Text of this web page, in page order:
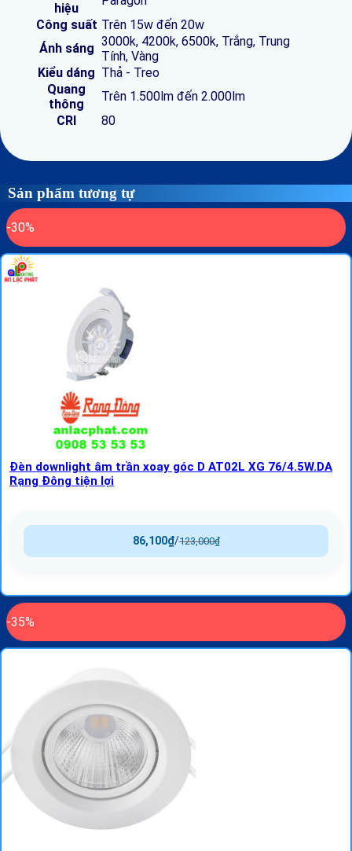
hiệu
Công suất Trên 15w đến 20w
Ánh sáng 3000k, 4200k, 6500k, Trắng, Trung
Tính, Vàng
Kiểu dáng Thả - Treo
Quang
thông
Trên 1.500lm đến 2.000lm
CRI
80
Sản phẩm tương tự
-30%
Đèn downlight âm trần xoay góc D AT02L XG 76/4.5W.DA
Rạng Đông tiện lợi
123,000₫
/
86,100₫
-35%